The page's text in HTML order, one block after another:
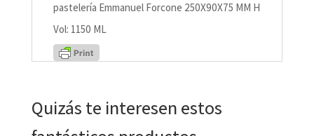
pastelería Emmanuel Forcone 250X90X75 MM H
Vol: 1150 ML
Quizás te interesen estos